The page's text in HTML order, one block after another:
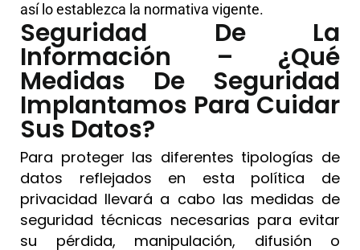
así lo establezca la normativa vigente.
Seguridad De La
Información – ¿Qué
Medidas De Seguridad
Implantamos Para Cuidar
Sus Datos?
Para proteger las diferentes tipologías de
datos reflejados en esta política de
privacidad llevará a cabo las medidas de
seguridad técnicas necesarias para evitar
su pérdida, manipulación, difusión o